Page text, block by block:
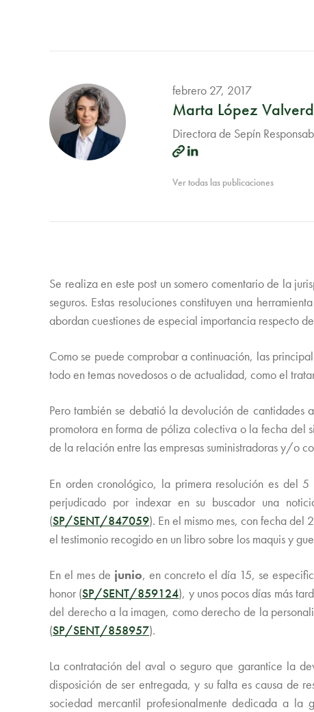
febrero 27, 2017
Marta López
Directora de Sepín
Ver todas las publicaciones
Se realiza en este post un somero comentario de la
seguros. Estas resoluciones constituyen una
abordan cuestiones de especial importancia respecto
Como se puede comprobar a continuación, las
todo en temas novedosos o de actualidad, como el
Pero también se debatió la devolución de
promotora en forma de póliza colectiva o la fecha del
de la relación entre las empresas suministradoras y/o
En orden cronológico, la primera resolución es del 5
perjudicado por indexar en su buscador una
(SP/SENT/847059). En el mismo mes, con fecha
el testimonio recogido en un libro sobre los maquis y
En el mes de junio, en concreto el día 15, se
honor (SP/SENT/859124), y unos pocos días más
del derecho a la imagen, como derecho de la
(SP/SENT/858957).
La contratación del aval o seguro que garantice la
disposición de ser entregada, y su falta es causa de
sociedad mercantil profesionalmente dedicada a